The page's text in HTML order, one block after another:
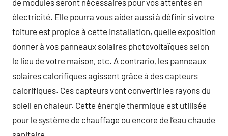
électricité. Elle pourra vous aider aussi à définir si votre
toiture est propice à cette installation, quelle exposition
donner à vos panneaux solaires photovoltaïques selon
le lieu de votre maison, etc. A contrario, les panneaux
solaires calorifiques agissent grâce à des capteurs
calorifiques. Ces capteurs vont convertir les rayons du
soleil en chaleur. Cette énergie thermique est utilisée
pour le système de chauffage ou encore de l’eau chaude